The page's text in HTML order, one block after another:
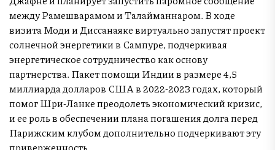
между Рамешварамом и Талайманнаром. В ходе
визита Моди и Диссанаяке виртуально запустят проект
солнечной энергетики в Сампуре, подчеркивая
энергетическое сотрудничество как основу
партнерства. Пакет помощи Индии в размере 4,5
миллиарда долларов США в 2022-2023 годах, который
помог Шри-Ланке преодолеть экономический кризис,
и ее роль в обеспечении плана погашения долга перед
Парижским клубом дополнительно подчеркивают эту